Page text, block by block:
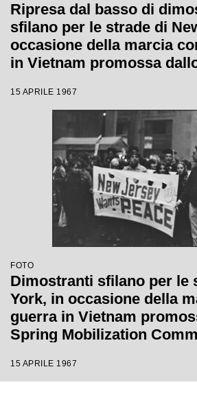
Ripresa dal basso di
sfilano per le strade di
occasione della marcia
in Vietnam promossa
15 APRILE 1967
FOTO
Dimostranti sfilano per le
York, in occasione della
guerra in Vietnam
Spring Mobilization
15 APRILE 1967